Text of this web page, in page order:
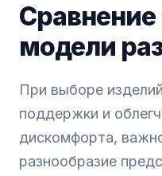
Сравнение
модели
При выборе
поддержки и
дискомфорта,
разнообразие